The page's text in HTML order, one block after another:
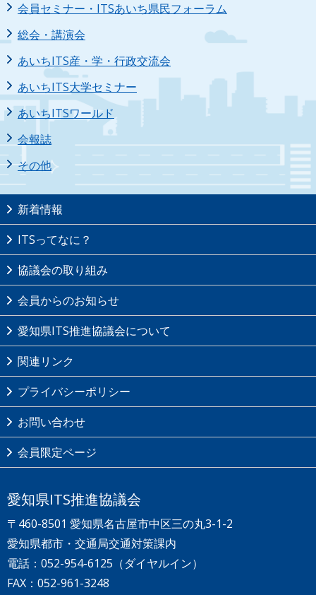
会員セミナー・ITSあいち県民フォーラム
総会・講演会
あいちITS産・学・行政交流会
あいちITS大学セミナー
あいちITSワールド
会報誌
その他
新着情報
ITSってなに？
協議会の取り組み
会員からのお知らせ
愛知県ITS推進協議会について
関連リンク
プライバシーポリシー
お問い合わせ
会員限定ページ
愛知県ITS推進協議会
〒460-8501 愛知県名古屋市中区三の丸3-1-2
愛知県都市・交通局交通対策課内
電話： 052-954-6125 （ダイヤルイン）
FAX：052-961-3248